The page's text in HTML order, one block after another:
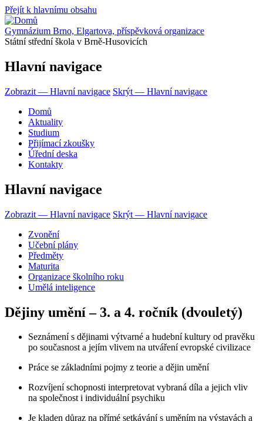
Přejít k hlavnímu obsahu
Gymnázium Brno, Elgartova, příspěvková organizace
Státní střední škola v Brně-Husovicích
Hlavní navigace
Zobrazit — Hlavní navigace Skrýt — Hlavní navigace
Domů
Aktuality
Studium
Přijímací zkoušky
Úřední deska
Kontakty
Hlavní navigace
Zobrazit — Hlavní navigace Skrýt — Hlavní navigace
Zvonění
Učební plány
Předměty
Maturita
Organizace školního roku
Umělá inteligence
Dějiny umění – 3. a 4. ročník (dvouletý)
Seznámení s dějinami výtvarné a hudební kultury od pravěku
po současnost a jejím vlivem na utváření evropské civilizace
Práce se základními pojmy z teorie a dějin umění
Rozvíjení schopnosti interpretovat vybraná díla a jejich vliv
na společnost i individuální psychiku
Je kladen důraz na přímé setkávání s uměním na výstavách a